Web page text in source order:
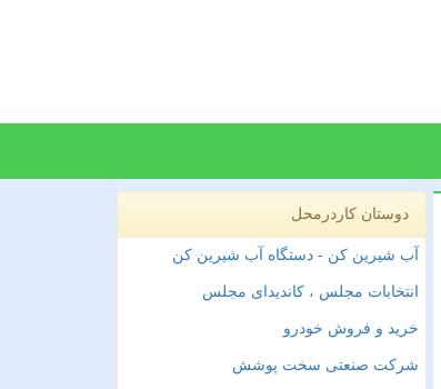
دوستان کاردرمحل
آب شیرین کن - دستگاه آب شیرین کن
انتخابات مجلس ، کاندیدای مجلس
خرید و فروش خودرو
شرکت صنعتی سخت پوشش